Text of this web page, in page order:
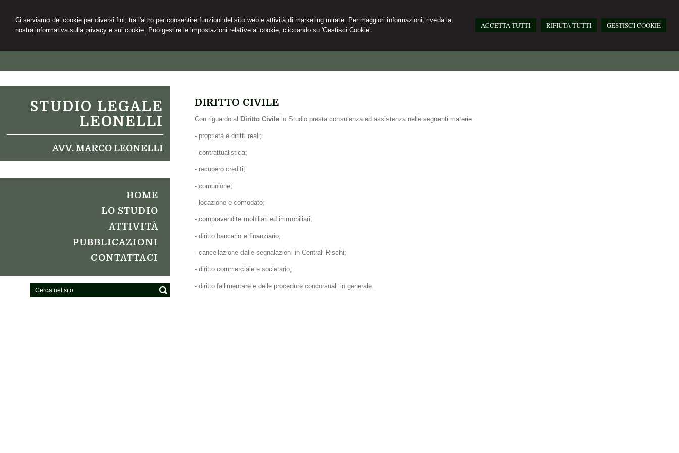
Ci serviamo dei cookie per diversi fini, tra l'altro per consentire funzioni del sito web e attività di marketing mirate. Per maggiori informazioni, riveda la
nostra informativa sulla privacy e sui cookie. Può gestire le impostazioni relative ai cookie, cliccando su 'Gestisci Cookie'
ACCETTA TUTTI RIFIUTA TUTTI GESTISCI COOKIE
STUDIO LEGALE
LEONELLI
AVV. MARCO LEONELLI
HOME
LO STUDIO
ATTIVITÀ
PUBBLICAZIONI
CONTATTACI
DIRITTO CIVILE
Con riguardo al Diritto Civile lo Studio presta consulenza ed assistenza nelle seguenti materie:
- proprietà e diritti reali;
- contrattualistica;
- recupero crediti;
- comunione;
- locazione e comodato;
- compravendite mobiliari ed immobiliari;
- diritto bancario e finanziario;
- cancellazione dalle segnalazioni in Centrali Rischi;
- diritto commerciale e societario;
- diritto fallimentare e delle procedure concorsuali in generale.